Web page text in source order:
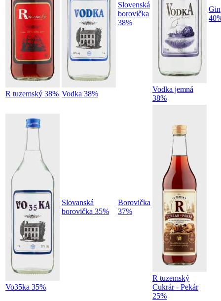
R tuzemský 38% Vodka 38%
Slovenská
borovička
38%
Vodka jemná
38%
Gin
Vo35ka 35%
Slovanská
borovička 35%
Borovička
37%
R tuzemský
Cukrár - Pekár
25%